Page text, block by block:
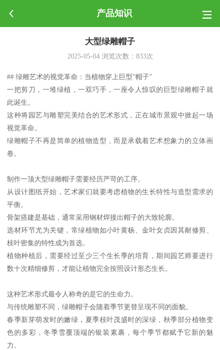
产品知识
大型绿雕帽子
2025-05-04浏览次数： 833次
## 绿雕艺术的视觉革命：当植物穿上巨型"帽子"
一把剪刀，一堆绿植，一双巧手，一座令人惊叹的巨型绿雕帽子就
此诞生。
这种将园艺与雕塑完美结合的艺术形式，正在城市景观中掀起一场
视觉革命。
绿雕帽子不再是简单的植物造型，而是承载着艺术想象力的立体画
卷。
制作一顶大型绿雕帽子需要经历严苛的工序。
从设计图纸开始，艺术家们就要考虑植物的生长特性与造型需求的
平衡。
骨架搭建是基础，通常采用钢材焊接出帽子的大致轮廓。
选材环节尤为关键，常绿植物如小叶黄杨、金叶女贞因其耐修剪、
枝叶密集的特性成为首选。
植物种植后，需要经过至少三个生长季的培育，期间园艺师要进行
数十次精细修剪，才能让植物完全按照设计形态生长。
这种艺术形式最令人称奇的是它的生命力。
与传统雕塑不同，绿雕帽子会随着季节更替呈现不同的面貌。
春季新芽萌发时的嫩绿，夏季枝叶茂盛时的深绿，秋季部分植物变
色的多彩，冬季雪覆顶端的银装素裹，每个季节都赋予它新的魅
力。